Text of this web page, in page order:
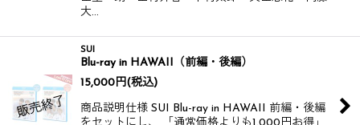
大…
SUI
Blu-ray in HAWAII（前編・後編）
15,000 円(税込)
商品説明仕様 SUI Blu-ray in HAWAII​ 前編・後編